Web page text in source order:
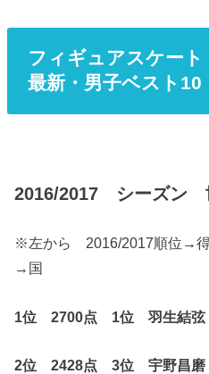
フィギュアスケート
最新・男子ベスト10
2016/2017 シーズン
※左から 2016/2017順位→
→国
1位 2700点 1位 羽生結
2位 2428点 3位 宇野昌